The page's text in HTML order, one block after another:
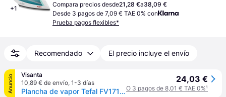
+1
Compara precios desde21,28 €a38,09 €
Desde 3 pagos de 7,09 € TAE 0% con
Prueba pagos flexibles*
Recomendado El precio incluye el envío
Anuncio
Visanta
10,89 € de envío, 1-3 días
Plancha de vapor Tefal FV1710E0
24,03 €
O 3 pagos de 8,01 € TAE 0%¹